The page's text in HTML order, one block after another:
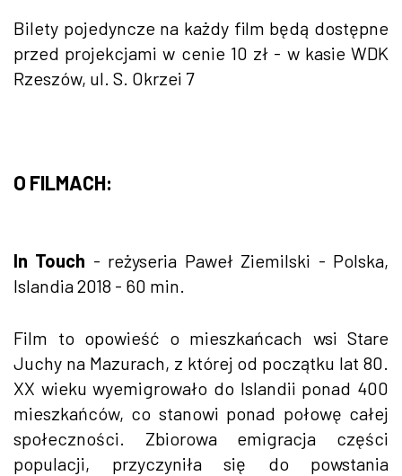
Bilety pojedyncze na każdy film będą dostępne
przed projekcjami w cenie 10 zł - w kasie WDK
Rzeszów, ul. S. Okrzei 7
O FILMACH:
In Touch - reżyseria Paweł Ziemilski - Polska,
Islandia 2018 - 60 min.
Film to opowieść o mieszkańcach wsi Stare
Juchy na Mazurach, z której od początku lat 80.
XX wieku wyemigrowało do Islandii ponad 400
mieszkańców, co stanowi ponad połowę całej
społeczności. Zbiorowa emigracja części
populacji, przyczyniła się do powstania